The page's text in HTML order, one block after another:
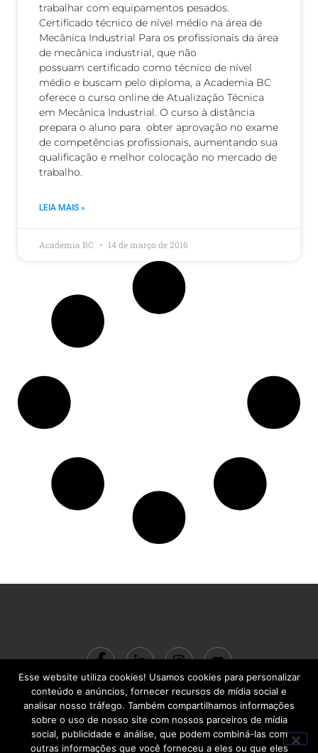
trabalhar com equipamentos pesados.
Certificado técnico de nível médio na área de
Mecânica Industrial Para os profissionais da área
de mecânica industrial, que não
possuam certificado como técnico de nível
médio e buscam pelo diploma, a Academia BC
oferece o curso online de Atualização Técnica
em Mecânica Industrial. O curso à distância
prepara o aluno para obter aprovação no exame
de competências profissionais, aumentando sua
qualificação e melhor colocação no mercado de
trabalho.
LEIA MAIS »
Academia BC 14 de março de 2016
© 2024 ACADEMIA BC Gestão do Conhecimento LTDA | CNPJ:
22.713.710/0001-00 | R. Santa Quitéria, 541 – Carlos Prates | Belo Horizonte
– MG | CEP 30710-460
Esse website utiliza cookies! Usamos cookies para personalizar
conteúdo e anúncios, fornecer recursos de mídia social e
analisar nosso tráfego. Também compartilhamos informações
sobre o uso de nosso site com nossos parceiros de mídia
social, publicidade e análise, que podem combiná-las com
outras informações que você forneceu a eles ou que eles